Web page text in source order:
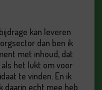
kan leveren
dan ben ik
met inhoud, dat
het lukt om voor
te vinden. En ik
daarin echt mee heb